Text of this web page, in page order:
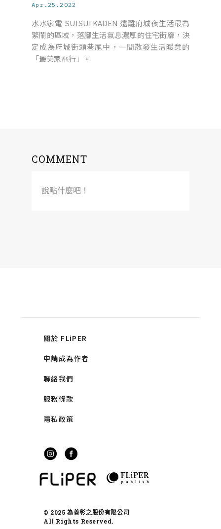
Apr.25.2022
水水家電 SUISUI KADEN 遠離府城夜生活最為
繁鬧的區域，落腳生活氣息濃厚的住宅街廓，決
定成為府城街頭巷尾中，一間散發生活暖意的
「最美家電行」。
COMMENT
說點什麼吧！
關於 FLiPER
申請成為作者
聯絡我們
服務條款
隱私政策
© 2025 為善彰之股份有限公司
All Rights Reserved.